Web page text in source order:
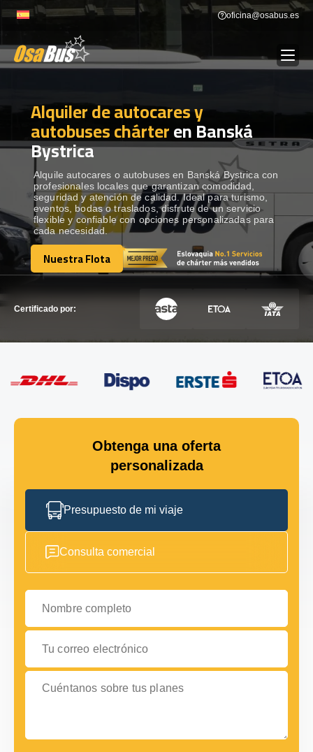
to
oficina@osabus.es
ALQUILER DE AUTOCARES
DESTINOS Show dropdown
RECORRIDAS Show dropdown
FLOTA
Alquiler de autocares y
autobuses chárteren Banská
Bystrica
Alquile autocares o autobuses en Banská Bystrica con
profesionales locales que garantizan comodidad,
seguridad y atención de calidad. Ideal para turismo,
eventos, bodas o traslados, disfrute de un servicio
flexible y confiable con opciones personalizadas para
cada necesidad.
Nuestra Flota
Nuestra Flota
Certificado por:
Obtenga una oferta
personalizada
Presupuesto de mi viaje
Consulta comercial
Nombre completo
Tu correo electrónico
Cuéntanos sobre tus planes